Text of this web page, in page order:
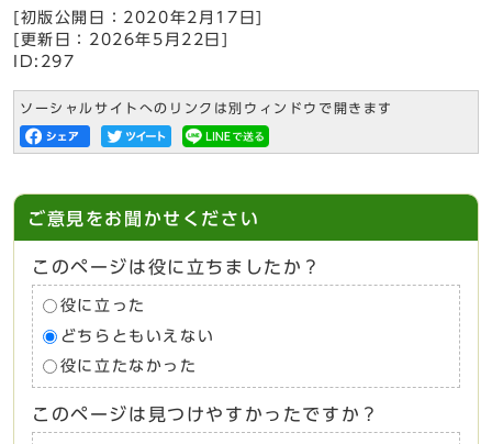
[初版公開日： 2020年2月17日
[更新日： 2026年5月22日
ID:297
ソーシャルサイトへのリンクは別ウィンドウで開きます
ご意見をお聞かせください
このページは役に立ちましたか？
役に立った
どちらともいえない
役に立たなかった
このページは見つけやすかったですか？